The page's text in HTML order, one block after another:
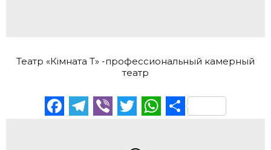
Театр «Кімната Т» -профессиональный камерный
театр
Facebook
Telegram
ViberTwitterWhatsApp